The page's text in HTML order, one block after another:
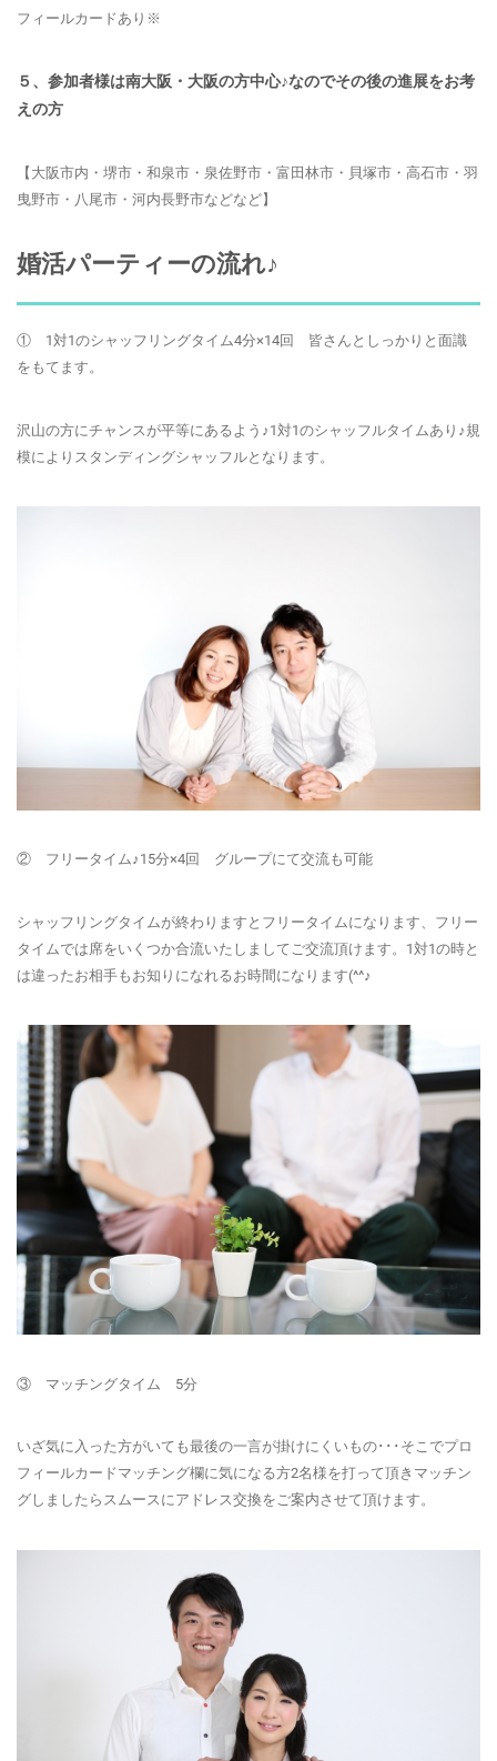
フィールカードあり※
５、参加者様は南大阪・大阪の方中心♪なのでその後の進展をお考
えの方
【大阪市内・堺市・和泉市・泉佐野市・富田林市・貝塚市・高石市・羽
曳野市・八尾市・河内長野市などなど】
婚活パーティーの流れ♪
① 1対1のシャッフリングタイム4分×14回 皆さんとしっかりと面識
をもてます。
沢山の方にチャンスが平等にあるよう♪1対1のシャッフルタイムあり♪規
模によりスタンディングシャッフルとなります。
② フリータイム♪15分×4回 グループにて交流も可能
シャッフリングタイムが終わりますとフリータイムになります、フリー
タイムでは席をいくつか合流いたしましてご交流頂けます。1対1の時と
は違ったお相手もお知りになれるお時間になります(^^♪
③ マッチングタイム 5分
いざ気に入った方がいても最後の一言が掛けにくいもの･･･そこでプロ
フィールカードマッチング欄に気になる方2名様を打って頂きマッチン
グしましたらスムースにアドレス交換をご案内させて頂けます。